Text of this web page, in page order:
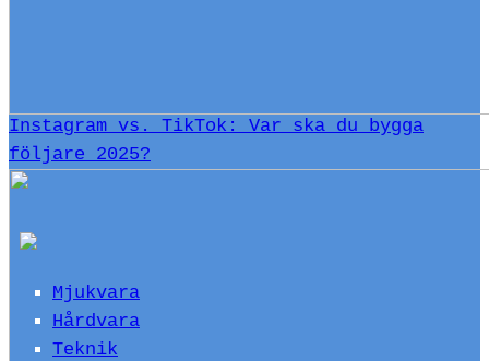
Instagram vs. TikTok: Var ska du bygga
följare 2025?
Mjukvara
Hårdvara
Teknik